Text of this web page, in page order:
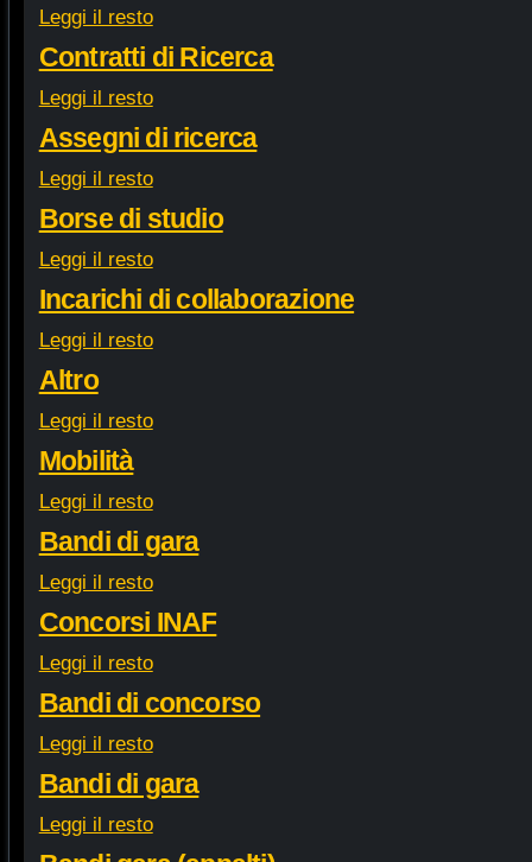
Leggi il resto
Contratti di Ricerca
Leggi il resto
Assegni di ricerca
Leggi il resto
Borse di studio
Leggi il resto
Incarichi di collaborazione
Leggi il resto
Altro
Leggi il resto
Mobilità
Leggi il resto
Bandi di gara
Leggi il resto
Concorsi INAF
Leggi il resto
Bandi di concorso
Leggi il resto
Bandi di gara
Leggi il resto